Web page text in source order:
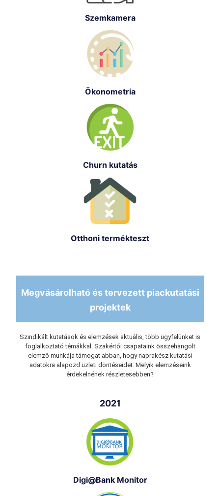
Szemkamera
Ökonometria
Churn kutatás
Otthoni termékteszt
Megvásárolható és tervezett piackutatási
projektek
Szindikált kutatások és elemzések aktuális, több ügyfelünket is
foglalkoztató témákkal. Szakértői csapataink összehangolt
elemző munkája támogat abban, hogy naprakész kutatási
adatokra alapozd üzleti döntéseidet. Melyik elemzéseink
érdekelnének részletesebben?
2021
Digi@Bank Monitor